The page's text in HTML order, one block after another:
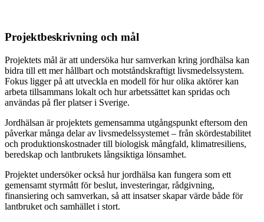
Projektbeskrivning och mål
Projektets mål är att undersöka hur samverkan kring jordhälsa kan
bidra till ett mer hållbart och motståndskraftigt livsmedelssystem.
Fokus ligger på att utveckla en modell för hur olika aktörer kan
arbeta tillsammans lokalt och hur arbetssättet kan spridas och
användas på fler platser i Sverige.
Jordhälsan är projektets gemensamma utgångspunkt eftersom den
påverkar många delar av livsmedelssystemet – från skördestabilitet
och produktionskostnader till biologisk mångfald, klimatresiliens,
beredskap och lantbrukets långsiktiga lönsamhet.
Projektet undersöker också hur jordhälsa kan fungera som ett
gemensamt styrmått för beslut, investeringar, rådgivning,
finansiering och samverkan, så att insatser skapar värde både för
lantbruket och samhället i stort.